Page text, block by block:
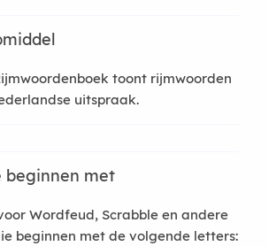
toont rijmwoorden
uitspraak.
beginnen met
Wordfeud, Scrabble en andere
beginnen met de volgende letters: